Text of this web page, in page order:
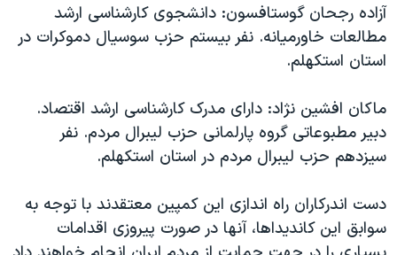
آزاده رجحان گوستافسون: دانشجوی کارشناسی ارشد
مطالعات خاورمیانه. نفر بیستم حزب سوسیال دموکرات در
استان استکهلم.
ماکان افشین نژاد: دارای مدرک کارشناسی ارشد اقتصاد.
دبیر مطبوعاتی گروه پارلمانی حزب لیبرال مردم. نفر
سیزدهم حزب لیبرال مردم در استان استکهلم.
دست اندرکاران راه اندازی این کمپین معتقدند با توجه به
سوابق این کاندیداها، آنها در صورت پیروزی اقدامات